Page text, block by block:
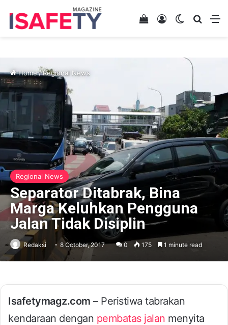
Switch skin
Log In
View your
Home/Regional News
Regional News
Separator Ditabrak, Bina
Marga Keluhkan Pengguna
Jalan Tidak Disiplin
Redaksi 8 October, 2017 0 175 1 minute read
Isafetymagz.com – Peristiwa tabrakan
kendaraan dengan pembatas jalan menyita